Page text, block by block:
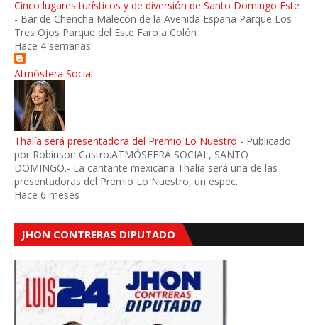
Cinco lugares turísticos y de diversión de Santo Domingo Este
- Bar de Chencha Malecón de la Avenida España Parque Los
Tres Ojos Parque del Este Faro a Colón
Hace 4 semanas
Atmósfera Social
Thalía será presentadora del Premio Lo Nuestro - Publicado
por Robinson Castro.ATMÓSFERA SOCIAL, SANTO
DOMINGO.- La cantante mexicana Thalía será una de las
presentadoras del Premio Lo Nuestro, un espec...
Hace 6 meses
JHON CONTRERAS DIPUTADO